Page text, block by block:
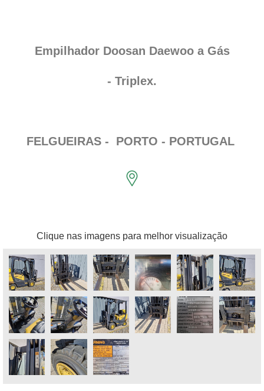
Empilhador Doosan Daewooa Gás
- Triplex.
FELGUEIRAS - PORTO - PORTUGAL
Clique nas imagens para melhor visualização